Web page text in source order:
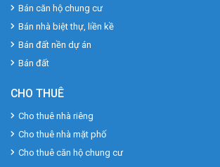
Bán căn hộ chung cư
Bán nhà biệt thự, liền kề
Bán đất nền dự án
Bán đất
CHO THUÊ
Cho thuê nhà riêng
Cho thuê nhà mặt phố
Cho thuê căn hộ chung cư